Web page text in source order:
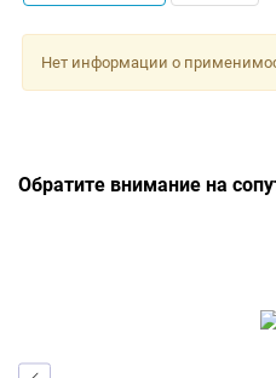
Нет информации о
Обратите внимание на